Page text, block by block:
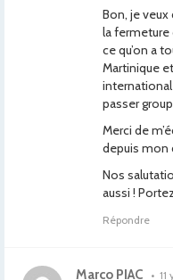
Bon, je
la fermeture
ce qu’on a
Martinique
passer
Merci de
depuis mon
Nos
aussi !
Répondre
Marco PIAC • 11